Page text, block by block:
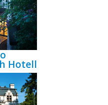
Hotell